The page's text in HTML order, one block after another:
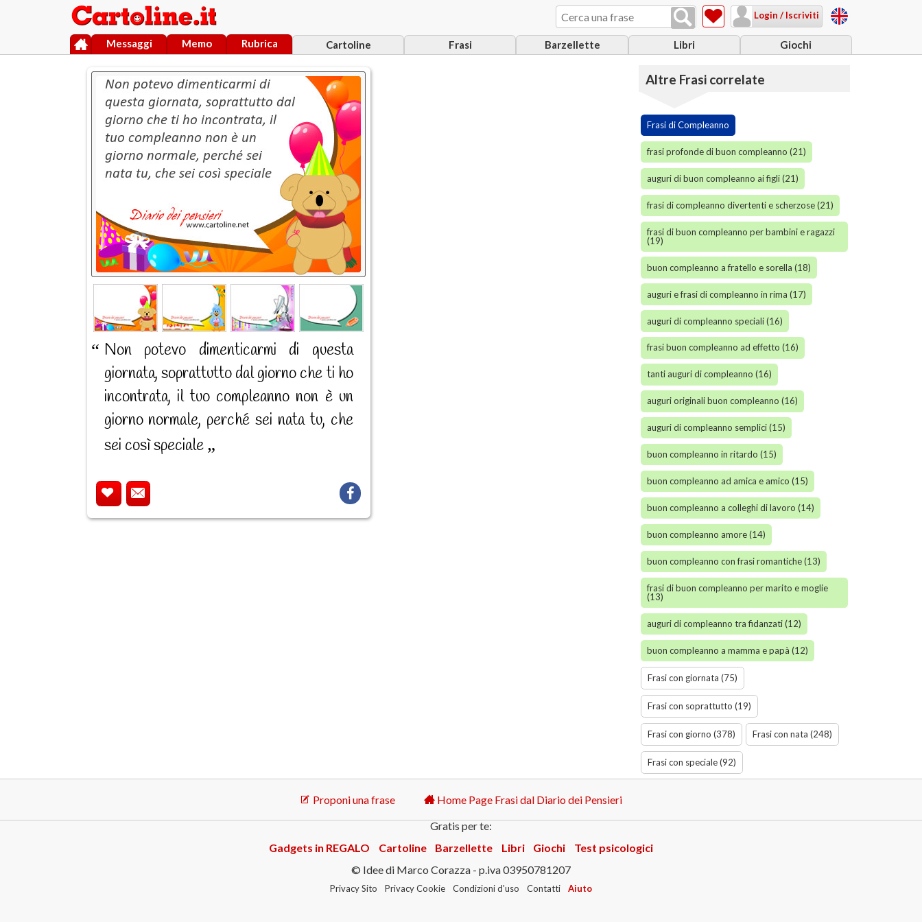
Login / Iscriviti
Cartoline Frasi Barzellette Libri Giochi
Messaggi Memo Rubrica
Non potevo dimenticarmi di questa
giornata, soprattutto dal giorno che ti ho
incontrata, il tuo compleanno non è un
giorno normale, perché sei nata tu, che
sei così speciale
Altre Frasi correlate
Frasi di Compleanno
frasi profonde di buon compleanno (21)
auguri di buon compleanno ai figli (21)
frasi di compleanno divertenti e scherzose (21)
frasi di buon compleanno per bambini e ragazzi
(19)
buon compleanno a fratello e sorella (18)
auguri e frasi di compleanno in rima (17)
auguri di compleanno speciali (16)
frasi buon compleanno ad effetto (16)
tanti auguri di compleanno (16)
auguri originali buon compleanno (16)
auguri di compleanno semplici (15)
buon compleanno in ritardo (15)
buon compleanno ad amica e amico (15)
buon compleanno a colleghi di lavoro (14)
buon compleanno amore (14)
buon compleanno con frasi romantiche (13)
frasi di buon compleanno per marito e moglie
(13)
auguri di compleanno tra fidanzati (12)
buon compleanno a mamma e papà (12)
Frasi con giornata (75)
Frasi con soprattutto (19)
Frasi con giorno (378) Frasi con nata (248)
Frasi con speciale (92)
Proponi una frase
Home Page Frasi dal Diario dei Pensieri
Gratis per te:
Gadgets in REGALO
Cartoline Barzellette Libri Giochi
Test psicologici
© Idee di Marco Corazza - p.iva 03950781207
Privacy Sito Privacy Cookie Condizioni d'uso Contatti Aiuto